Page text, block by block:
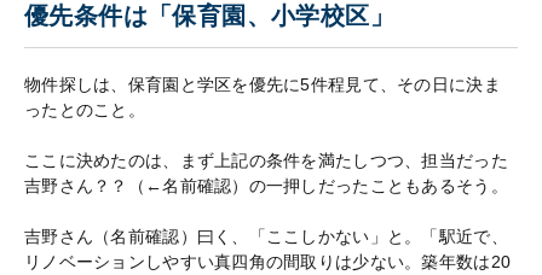
優先条件は「保育園、小学校区」
物件探しは、保育園と学区を優先に5件程見て、その日に決ま
ったとのこと。
ここに決めたのは、まず上記の条件を満たしつつ、担当だった
吉野さん？？（←名前確認）の一押しだったこともあるそう。
吉野さん（名前確認）曰く、「ここしかない」と。「駅近で、
リノベーションしやすい真四角の間取りは少ない。築年数は20